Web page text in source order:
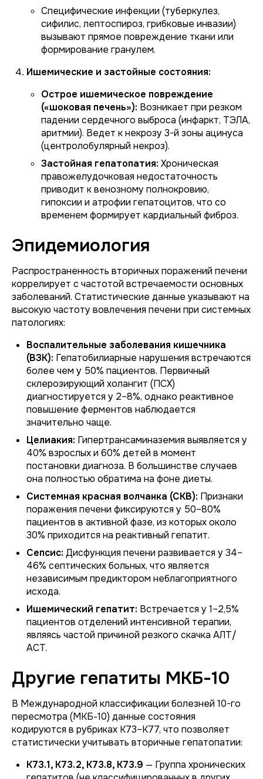
Специфические инфекции (туберкулез,
сифилис, лептоспироз, грибковые инвазии)
вызывают прямое повреждение ткани или
формирование гранулем.
Ишемические и застойные состояния:
Острое ишемическое повреждение
(«шоковая печень»): Возникает при резком
падении сердечного выброса (инфаркт, ТЭЛА,
аритмии). Ведет к некрозу 3-й зоны ацинуса
(центролобулярный некроз).
Застойная гепатопатия: Хроническая
правожелудочковая недостаточность
приводит к венозному полнокровию,
гипоксии и атрофии гепатоцитов, что со
временем формирует кардиальный фиброз.
Эпидемиология
Распространенность вторичных поражений печени
коррелирует с частотой встречаемости основных
заболеваний. Статистические данные указывают на
высокую частоту вовлечения печени при системных
патологиях:
Воспалительные заболевания кишечника
(ВЗК): Гепатобилиарные нарушения встречаются
более чем у 50% пациентов. Первичный
склерозирующий холангит (ПСХ)
диагностируется у 2–8%, однако реактивное
повышение ферментов наблюдается
значительно чаще.
Целиакия: Гипертрансаминаземия выявляется у
40% взрослых и 60% детей в момент
постановки диагноза. В большинстве случаев
она полностью обратима на фоне диеты.
Системная красная волчанка (СКВ): Признаки
поражения печени фиксируются у 50–80%
пациентов в активной фазе, из которых около
30% приходится на реактивный гепатит.
Сепсис: Дисфункция печени развивается у 34–
46% септических больных, что является
независимым предиктором неблагоприятного
исхода.
Ишемический гепатит: Встречается у 1–2,5%
пациентов отделений интенсивной терапии,
являясь частой причиной резкого скачка АЛТ/
АСТ.
Другие гепатиты МКБ-10
В Международной классификации болезней 10-го
пересмотра (МКБ-10) данные состояния
кодируются в рубриках К73–К77, что позволяет
статистически учитывать вторичные гепатопатии:
К73.1, К73.2, К73.8, К73.9 — Группа хронических